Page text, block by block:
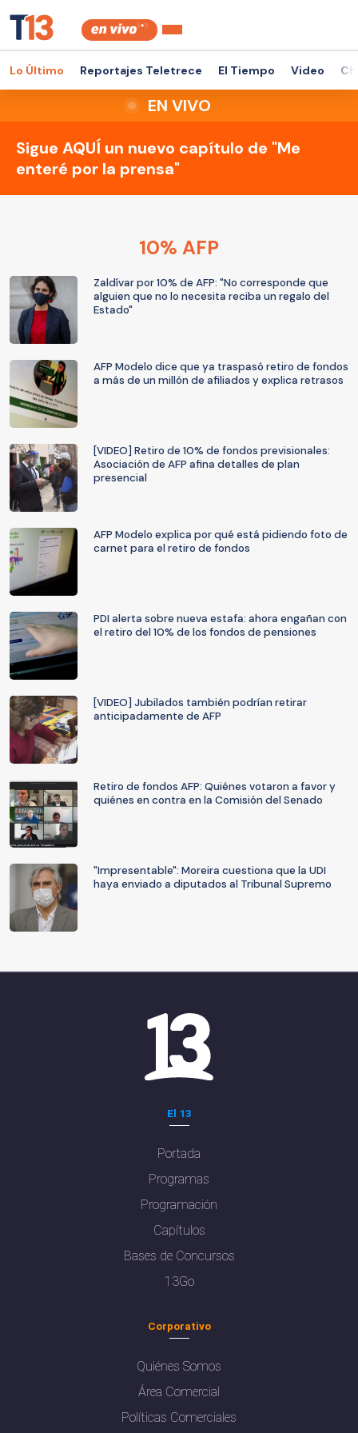
Lo Último Reportajes Teletrece El Tiempo Video
EN VIVO
Sigue AQUÍ un nuevo capítulo de "Me
enteré por la prensa"
10% AFP
Zaldívar por 10% de AFP: "No corresponde que
alguien que no lo necesita reciba un regalo del
Estado"
AFP Modelo dice que ya traspasó retiro de fondos
a más de un millón de afiliados y explica retrasos
[VIDEO] Retiro de 10% de fondos previsionales:
Asociación de AFP afina detalles de plan
presencial
AFP Modelo explica por qué está pidiendo foto de
carnet para el retiro de fondos
PDI alerta sobre nueva estafa: ahora engañan con
el retiro del 10% de los fondos de pensiones
[VIDEO] Jubilados también podrían retirar
anticipadamente de AFP
Retiro de fondos AFP: Quiénes votaron a favor y
quiénes en contra en la Comisión del Senado
"Impresentable": Moreira cuestiona que la UDI
haya enviado a diputados al Tribunal Supremo
El 13
Portada
Programas
Programación
Capítulos
Bases de Concursos
13Go
Corporativo
Quiénes Somos
Área Comercial
Políticas Comerciales